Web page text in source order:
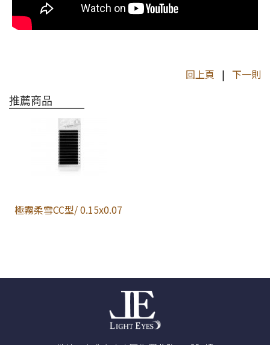
回上頁 | 下一則
推薦商品
極霧柔雪CC型/ 0.15x0.07